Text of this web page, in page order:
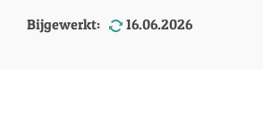
Bijgewerkt: 16.06.2026